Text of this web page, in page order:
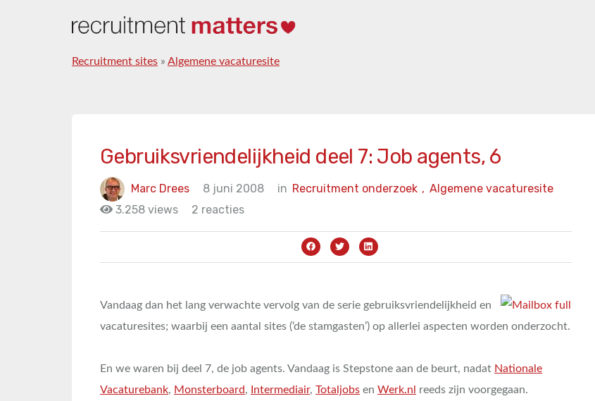
Recruitment sites » Algemene vacaturesite
Gebruiksvriendelijkheid deel 7: Job agents, 6
Marc Drees 8 juni 2008 in Algemene vacaturesite
Recruitment onderzoek ,
3.258 views
2 reacties
Vandaag dan het lang verwachte vervolg van de serie gebruiksvriendelijkheid en
vacaturesites; waarbij een aantal sites (‘de stamgasten’) op allerlei aspecten worden onderzocht.
En we waren bij deel 7, de job agents. Vandaag is Stepstone aan de beurt, nadat Nationale
Vacaturebank, Monsterboard, Intermediair, Totaljobs en Werk.nl reeds zijn voorgegaan.